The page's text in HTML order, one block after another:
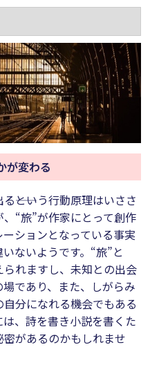
が変わる
――という行動原理はいささ
“旅”が作家にとって創作
ションとなっている事実
ないようです。“旅”と
れますし、未知との出会
であり、また、しがらみ
分になれる機会でもある
、詩を書き小説を書くた
があるのかもしれませ